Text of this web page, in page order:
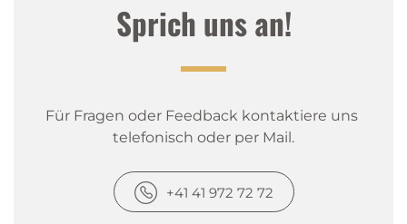
Sprich uns an!
Für Fragen oder Feedback kontaktiere uns
telefonisch oder per Mail.
+41 41 972 72 72